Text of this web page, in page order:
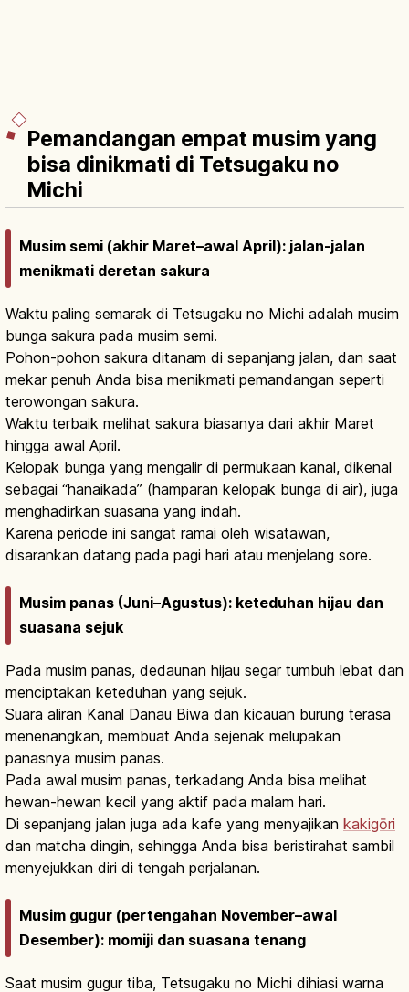
Pemandangan empat musim yang
bisa dinikmati di Tetsugaku no
Michi
Musim semi (akhir Maret–awal April): jalan-jalan
menikmati deretan sakura
Waktu paling semarak di Tetsugaku no Michi adalah musim
bunga sakura pada musim semi.
Pohon-pohon sakura ditanam di sepanjang jalan, dan saat
mekar penuh Anda bisa menikmati pemandangan seperti
terowongan sakura.
Waktu terbaik melihat sakura biasanya dari akhir Maret
hingga awal April.
Kelopak bunga yang mengalir di permukaan kanal, dikenal
sebagai “hanaikada” (hamparan kelopak bunga di air), juga
menghadirkan suasana yang indah.
Karena periode ini sangat ramai oleh wisatawan,
disarankan datang pada pagi hari atau menjelang sore.
Musim panas (Juni–Agustus): keteduhan hijau dan
suasana sejuk
Pada musim panas, dedaunan hijau segar tumbuh lebat dan
menciptakan keteduhan yang sejuk.
Suara aliran Kanal Danau Biwa dan kicauan burung terasa
menenangkan, membuat Anda sejenak melupakan
panasnya musim panas.
Pada awal musim panas, terkadang Anda bisa melihat
hewan-hewan kecil yang aktif pada malam hari.
Di sepanjang jalan juga ada kafe yang menyajikan kakigōri
dan matcha dingin, sehingga Anda bisa beristirahat sambil
menyejukkan diri di tengah perjalanan.
Musim gugur (pertengahan November–awal
Desember): momiji dan suasana tenang
Saat musim gugur tiba, Tetsugaku no Michi dihiasi warna